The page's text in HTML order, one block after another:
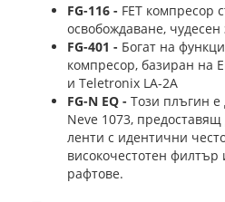
FG-116 - FET компресор
освобождаване, чудесен
FG-401 - Богат на
компресор, базиран на
и Teletronix LA-2A
FG-N EQ - Този плъгин е
Neve 1073,
ленти с идентични
високочестотен филтър
рафтове.